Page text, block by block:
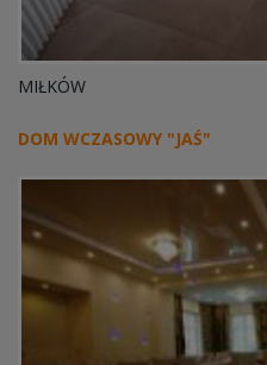
MIŁKÓW
DOM WCZASOWY "JAŚ"